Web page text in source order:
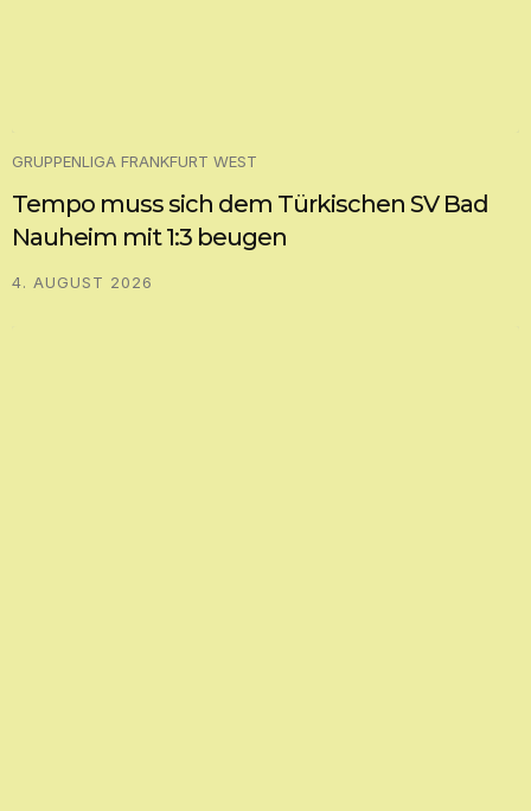
GRUPPENLIGA FRANKFURT WEST
Tempo muss sich dem Türkischen SV Bad
Nauheim mit 1:3 beugen
4. AUGUST 2026